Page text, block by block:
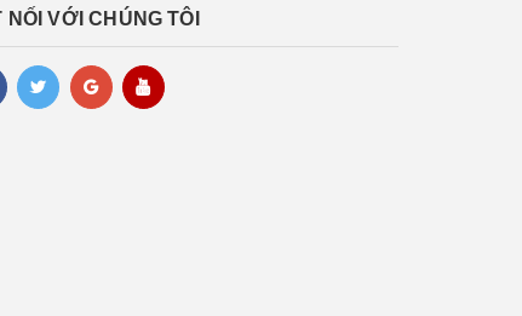
NỐI VỚI CHÚNG TÔI